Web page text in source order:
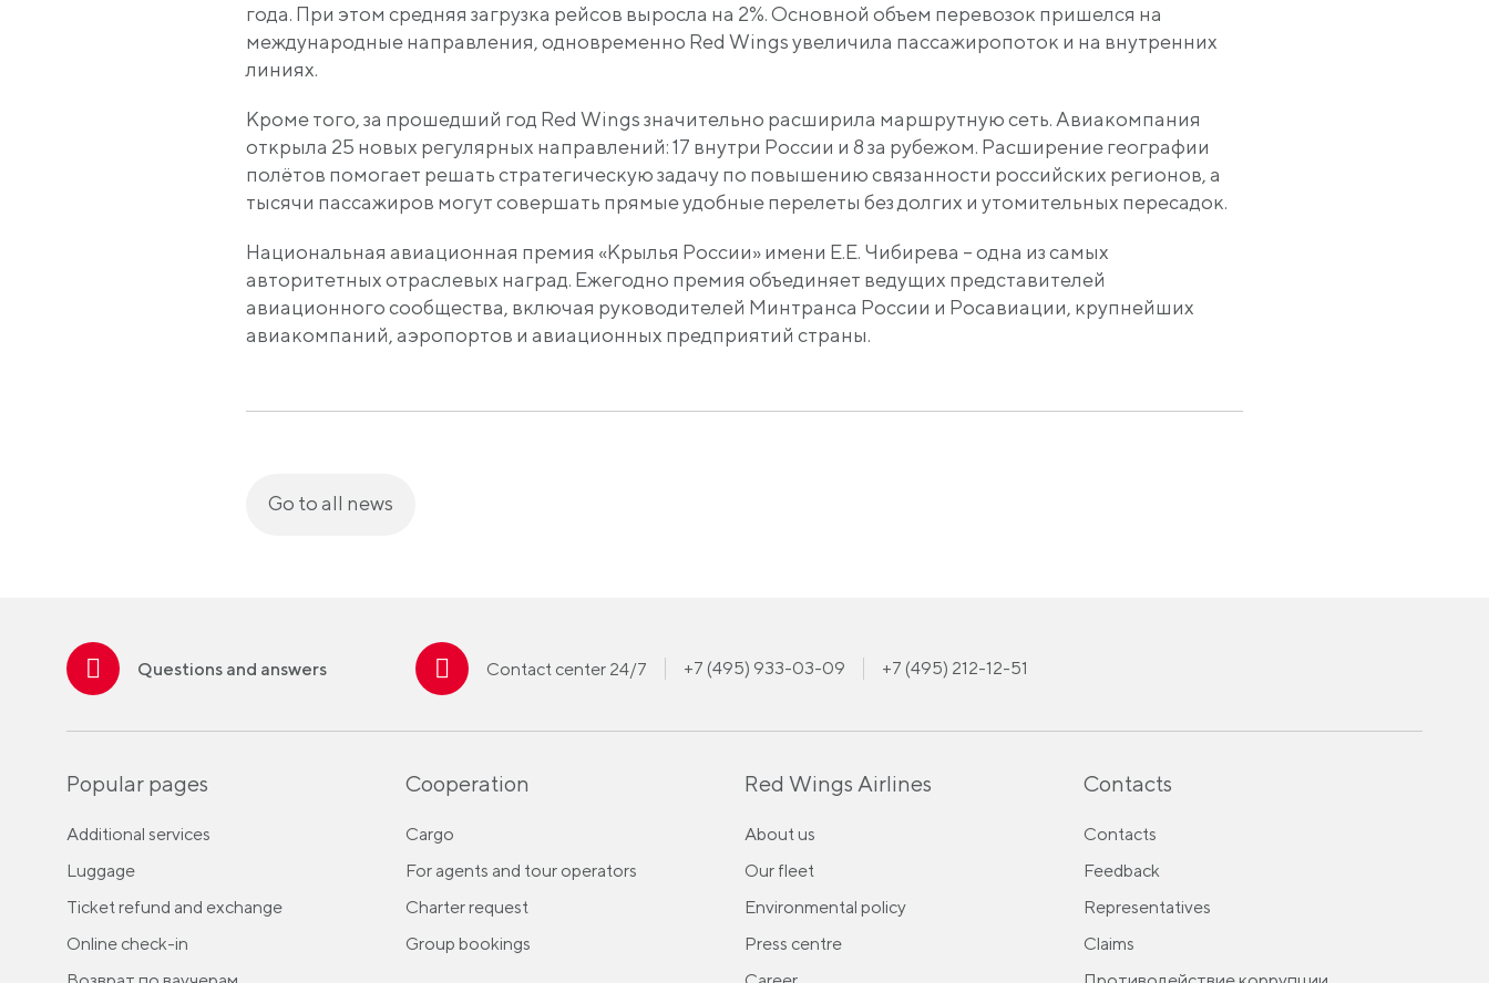
года. При этом средняя загрузка рейсов выросла на 2%. Основной объем перевозок пришелся на
международные направления, одновременно Red Wings увеличила пассажиропоток и на внутренних
линиях.
Кроме того, за прошедший год Red Wings значительно расширила маршрутную сеть. Авиакомпания
открыла 25 новых регулярных направлений: 17 внутри России и 8 за рубежом. Расширение географии
полётов помогает решать стратегическую задачу по повышению связанности российских регионов, а
тысячи пассажиров могут совершать прямые удобные перелеты без долгих и утомительных пересадок.
Национальная авиационная премия «Крылья России» имени Е.Е. Чибирева – одна из самых
авторитетных отраслевых наград. Ежегодно премия объединяет ведущих представителей
авиационного сообщества, включая руководителей Минтранса России и Росавиации, крупнейших
авиакомпаний, аэропортов и авиационных предприятий страны.
Go to all news
Questions and answers Contact center 24/7 +7 (495) 933-03-09 +7 (495) 212-12-51
Popular pages
Additional services
Luggage
Ticket refund and exchange
Online check-in
Cooperation
Cargo
For agents and tour operators
Charter request
Group bookings
Red Wings Airlines
About us
Our fleet
Environmental policy
Press centre
Contacts
Contacts
Feedback
Representatives
Claims